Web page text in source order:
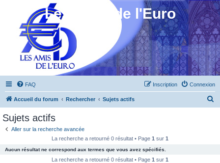
Les Amis de l'Euro
FAQ Connexion
Inscription
Accueil du forum Rechercher Sujets actifs
Sujets actifs
Aller sur la recherche avancée
La recherche a retourné 0 résultat • Page 1 sur 1
Aucun résultat ne correspond aux termes que vous avez spécifiés.
La recherche a retourné 0 résultat • Page 1 sur 1